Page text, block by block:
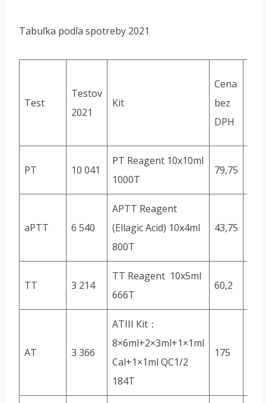
Tabuľka podľa spotreby 2021
Test
Testov
2021
Kit
Cena
bez
DPH
PT 10 041
PT Reagent 10x10ml
1000T
79,75
aPTT 6 540
APTT Reagent
(Ellagic Acid) 10x4ml
800T
43,75
TT 3 214
TT Reagent 10x5ml
666T
60,2
AT 3 366
ATIII Kit：
8×6ml+2×3ml+1×1ml
Cal+1×1ml QC1/2
184T
175